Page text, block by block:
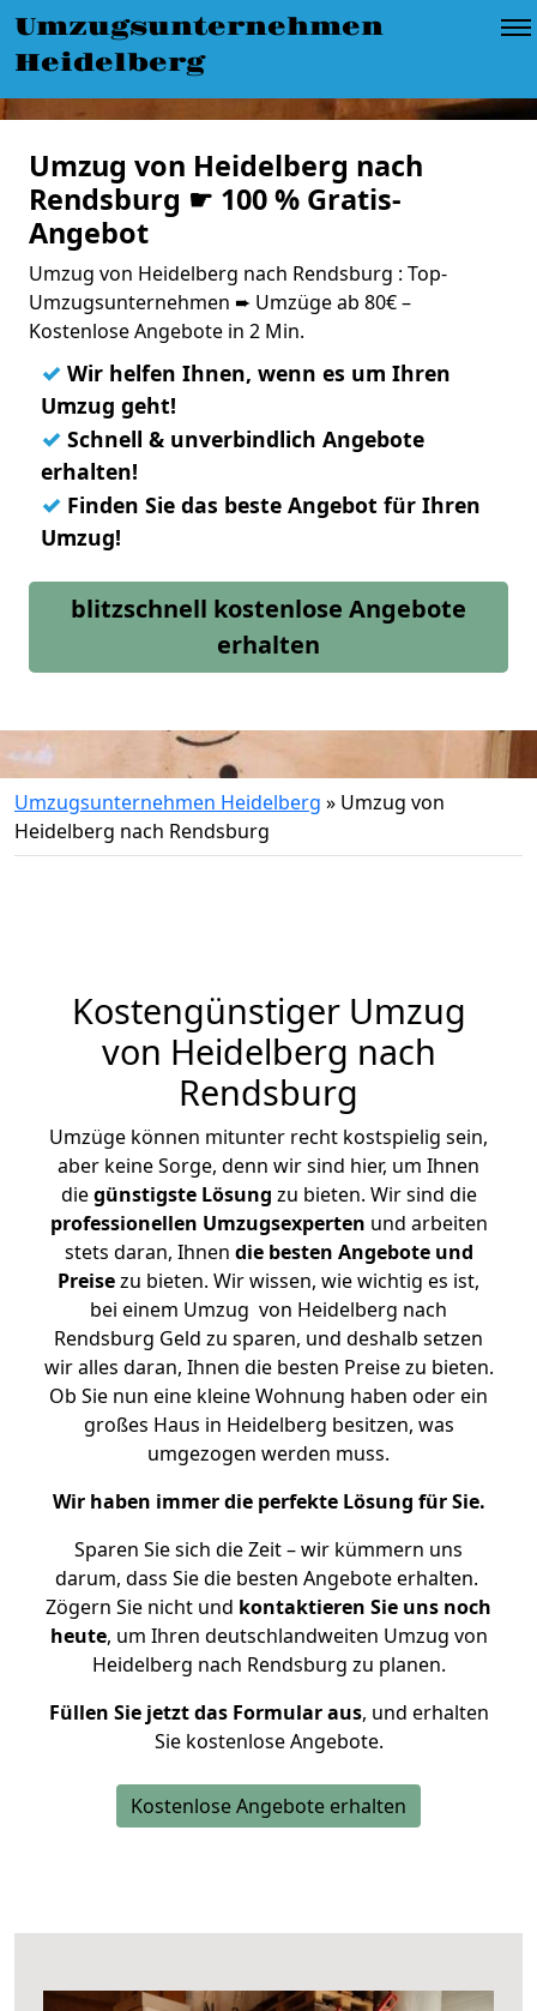
Umzugsunternehmen
Heidelberg
Umzug von Heidelberg nach
Rendsburg ☛ 100 % Gratis-
Angebot
Umzug von Heidelberg nach Rendsburg : Top-
Umzugsunternehmen ➨ Umzüge ab 80€ –
Kostenlose Angebote in 2 Min.
✓ Wir helfen Ihnen, wenn es um Ihren
Umzug geht!
✓ Schnell & unverbindlich Angebote
erhalten!
✓ Finden Sie das beste Angebot für Ihren
Umzug!
blitzschnell kostenlose Angebote
erhalten
Umzugsunternehmen Heidelberg » Umzug von
Heidelberg nach Rendsburg
Kostengünstiger Umzug
von Heidelberg nach
Rendsburg
Umzüge können mitunter recht kostspielig sein,
aber keine Sorge, denn wir sind hier, um Ihnen
diegünstigste Lösung zu bieten. Wir sind die
professionellen Umzugsexperten und arbeiten
stets daran, Ihnen die besten Angebote und
Preisezu bieten. Wir wissen, wie wichtig es ist,
bei einem Umzug von Heidelberg nach
Rendsburg Geld zu sparen, und deshalb setzen
wir alles daran, Ihnen die besten Preise zu bieten.
Ob Sie nun eine kleine Wohnung haben oder ein
großes Haus in Heidelberg besitzen, was
umgezogen werden muss.
Wir haben immer die perfekte Lösung für Sie.
Sparen Sie sich die Zeit – wir kümmern uns
darum, dass Sie die besten Angebote erhalten.
Zögern Sie nicht und kontaktieren Sie uns noch
heute, um Ihren deutschlandweiten Umzug von
Heidelberg nach Rendsburg zu planen.
Füllen Sie jetzt das Formular aus, und erhalten
Sie kostenlose Angebote.
Kostenlose Angebote erhalten